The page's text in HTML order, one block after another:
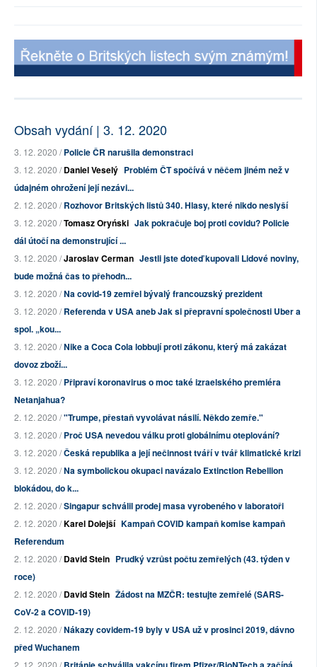
Obsah vydání | 3. 12. 2020
3. 12. 2020 /Policie ČR narušila demonstraci
3. 12. 2020 /Daniel Veselý Problém ČT spočívá v něčem jiném než v
údajném ohrožení její nezávi...
2. 12. 2020 /Rozhovor Britských listů 340. Hlasy, které nikdo neslyší
3. 12. 2020 /Tomasz Oryński Jak pokračuje boj proti covidu? Policie
dál útočí na demonstrující ...
3. 12. 2020 /Jaroslav Cerman Jestli jste doteď kupovali Lidové noviny,
bude možná čas to přehodn...
3. 12. 2020 /Na covid-19 zemřel bývalý francouzský prezident
3. 12. 2020 /Referenda v USA aneb Jak si přepravní společnosti Uber a
spol. „kou...
3. 12. 2020 /Nike a Coca Cola lobbují proti zákonu, který má zakázat
dovoz zboží...
3. 12. 2020 /Připraví koronavirus o moc také izraelského premiéra
Netanjahua?
2. 12. 2020 /"Trumpe, přestaň vyvolávat násilí. Někdo zemře."
3. 12. 2020 /Proč USA nevedou válku proti globálnímu oteplování?
3. 12. 2020 /Česká republika a její nečinnost tváří v tvář klimatické krizi
3. 12. 2020 /Na symbolickou okupaci navázalo Extinction Rebellion
blokádou, do k...
2. 12. 2020 /Singapur schválil prodej masa vyrobeného v laboratoři
2. 12. 2020 /Karel Dolejší Kampaň COVID kampaň komise kampaň
Referendum
2. 12. 2020 /David Stein Prudký vzrůst počtu zemřelých (43. týden v
roce)
2. 12. 2020 /David Stein Žádost na MZČR: testujte zemřelé (SARS-
CoV-2 a COVID-19)
2. 12. 2020 /Nákazy covidem-19 byly v USA už v prosinci 2019, dávno
před Wuchanem